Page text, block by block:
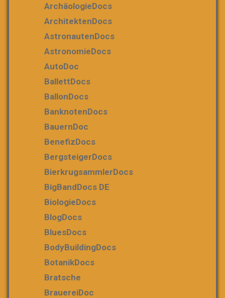
ArchäologieDocs
ArchitektenDocs
AstronautenDocs
AstronomieDocs
AutoDoc
BallettDocs
BallonDocs
BanknotenDocs
BauernDoc
BenefizDocs
BergsteigerDocs
BierkrugsammlerDocs
BigBandDocs DE
BiologieDocs
BlogDocs
BluesDocs
BodyBuildingDocs
BotanikDocs
Bratsche
BrauereiDoc